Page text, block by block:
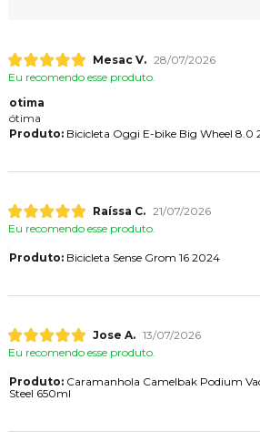
Mesac V. 28/07/2026
Eu recomendo esse produto.
otima
ótima
Produto:Bicicleta Oggi E-bike Big Wheel 8.0
Raíssa C. 21/07/2026
Eu recomendo esse produto.
Produto:Bicicleta Sense Grom 16 2024
Jose A. 13/07/2026
Eu recomendo esse produto.
Produto:Caramanhola Camelbak Podium
Steel 650ml